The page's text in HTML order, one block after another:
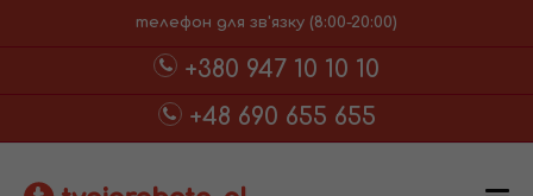
телефон для зв'язку (8:00-20:00)
+380 947 10 10 10
+48 690 655 655